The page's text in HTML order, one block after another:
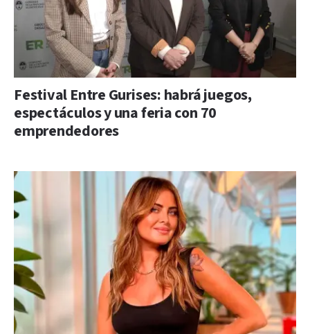
Festival Entre Gurises: habrá juegos,
espectáculos y una feria con 70
emprendedores